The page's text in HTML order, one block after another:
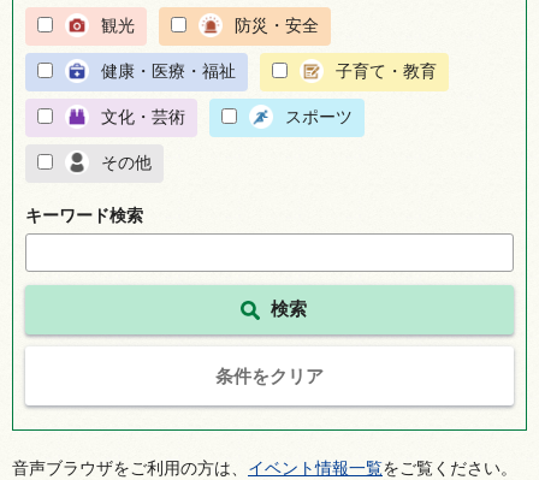
観光
防災・安全
健康・医療・福祉 子育て・教育
文化・芸術 スポーツ
その他
キーワード検索
条件をクリア
音声ブラウザをご利用の方は、 イベント情報一覧をご覧ください。